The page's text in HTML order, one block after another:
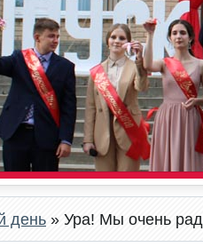
день » Ура! Мы очень